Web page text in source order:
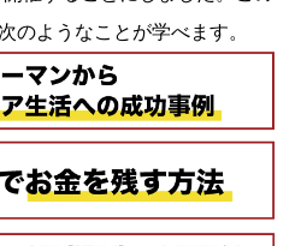
のようなことが学べます。